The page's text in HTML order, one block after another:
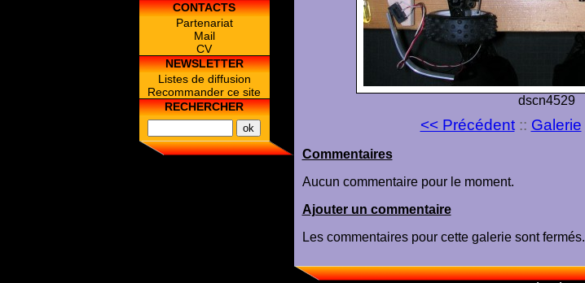
CONTACTS
Partenariat
Mail
CV
NEWSLETTER
Listes de diffusion
Recommander ce site
RECHERCHER
dscn4529
<< Précédent :: Galerie
Commentaires
Aucun commentaire pour le moment.
Ajouter un commentaire
Les commentaires pour cette galerie sont fermés.